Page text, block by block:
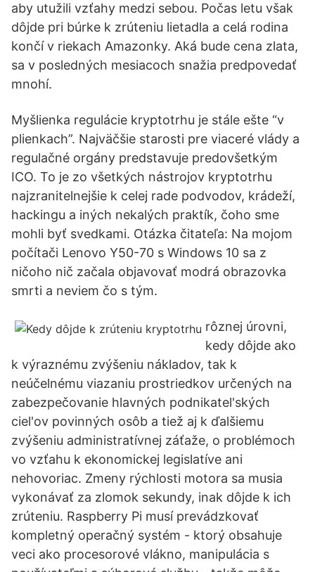
aby utužili vzťahy medzi sebou. Počas letu však
dôjde pri búrke k zrúteniu lietadla a celá rodina
končí v riekach Amazonky. Aká bude cena zlata,
sa v posledných mesiacoch snažia predpovedať
mnohí.
Myšlienka regulácie kryptotrhu je stále ešte “v
plienkach”. Najväčšie starosti pre viaceré vlády a
regulačné orgány predstavuje predovšetkým
ICO. To je zo všetkých nástrojov kryptotrhu
najzranitelnejšie k celej rade podvodov, krádeží,
hackingu a iných nekalých praktík, čoho sme
mohli byť svedkami. Otázka čitateľa: Na mojom
počítači Lenovo Y50-70 s Windows 10 sa z
ničoho nič začala objavovať modrá obrazovka
smrti a neviem čo s tým.
rôznej úrovni,
kedy dôjde ako
k výraznému zvýšeniu nákladov, tak k
neúčelnému viazaniu prostriedkov určených na
zabezpečovanie hlavných podnikatel'ských
ciel'ov povinných osôb a tiež aj k ďalšiemu
zvýšeniu administratívnej záťaže, o problémoch
vo vzťahu k ekonomickej legislatíve ani
nehovoriac. Zmeny rýchlosti motora sa musia
vykonávať za zlomok sekundy, inak dôjde k ich
zrúteniu. Raspberry Pi musí prevádzkovať
kompletný operačný systém - ktorý obsahuje
veci ako procesorové vlákno, manipulácia s